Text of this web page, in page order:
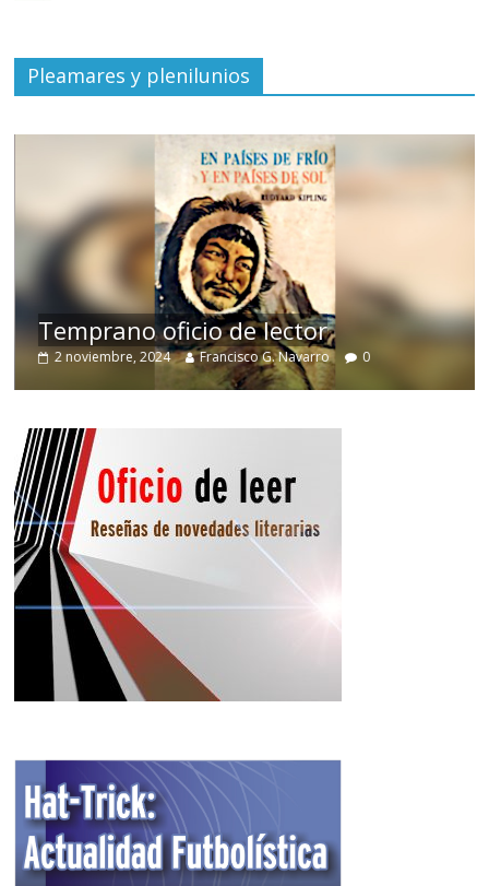
Pleamares y plenilunios
Temprano oficio de lector
2 noviembre, 2024 Francisco G. Navarro 0